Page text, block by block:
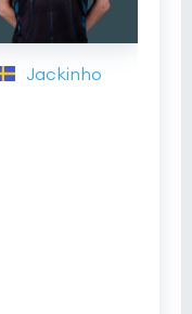
Jackinho